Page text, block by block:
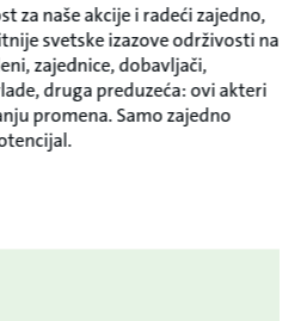
za naše akcije i radeći zajedno,
svetske izazove održivosti na
zajednice, dobavljači,
druga preduzeća: ovi akteri
promena. Samo zajedno